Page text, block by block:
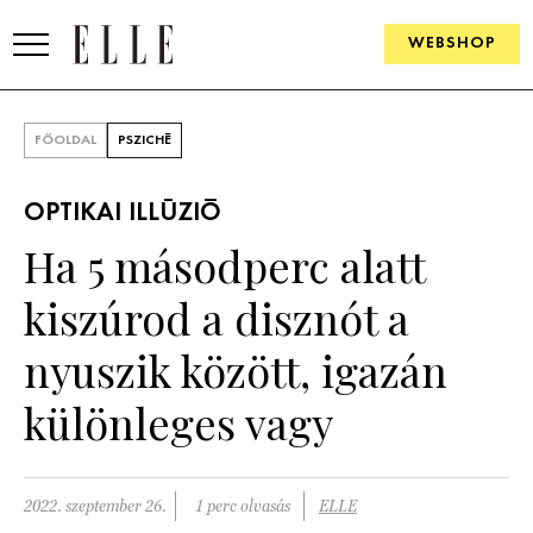
WEBSHOP
SZÉPSÉG
PSZICHÉ
PÁRKAPCSOLAT
FŐOLDAL PSZICHÉ
OPTIKAI ILLÚZIÓ
Ha 5 másodperc alatt
kiszúrod a disznót a
nyuszik között, igazán
különleges vagy
2022. szeptember 26. 1 perc olvasás ELLE